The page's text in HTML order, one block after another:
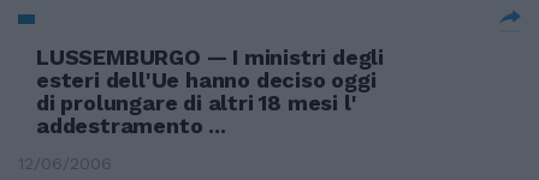
LUSSEMBURGO — I ministri degli
esteri dell'Ue hanno deciso oggi
di prolungare di altri 18 mesi l'
addestramento ...
12/06/2006